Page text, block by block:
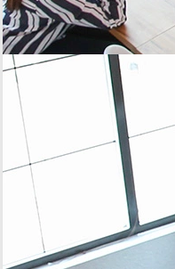
Usine de
Contrôle de la
lignes de
> En savoir plus
DÉCOUVREZ